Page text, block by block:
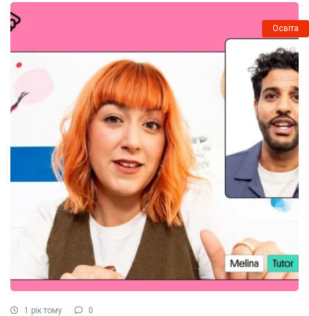
Освіта
1 рік тому 0